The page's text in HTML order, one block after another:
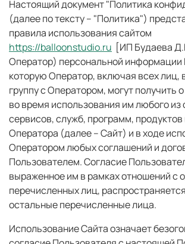
Настоящий документ "Политика
(далее по тексту – "Политика")
правила использования сайтом
https://balloonstudio.ru [ИП Будаева
Оператор) персональной информации
которую Оператор, включая всех лиц,
группу с Оператором, могут получить
во время использования им любого из
сервисов, служб, программ, продуктов
Оператора (далее – Сайт) и в ходе
Оператором любых соглашений и
Пользователем. Согласие
выраженное им в рамках отношений с
перечисленных лиц,
остальные перечисленные лица.
Использование Сайта означает